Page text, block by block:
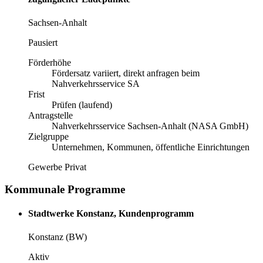
Sachsen-Anhalt
Pausiert
Förderhöhe
Fördersatz variiert, direkt anfragen beim
Nahverkehrsservice SA
Frist
Prüfen (laufend)
Antragstelle
Nahverkehrsservice Sachsen-Anhalt (NASA GmbH)
Zielgruppe
Unternehmen, Kommunen, öffentliche Einrichtungen
Gewerbe Privat
Kommunale Programme
Stadtwerke Konstanz, Kundenprogramm
Konstanz (BW)
Aktiv